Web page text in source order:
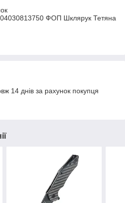
ФОП Шклярук Тетяна
14 днів за рахунок покупця